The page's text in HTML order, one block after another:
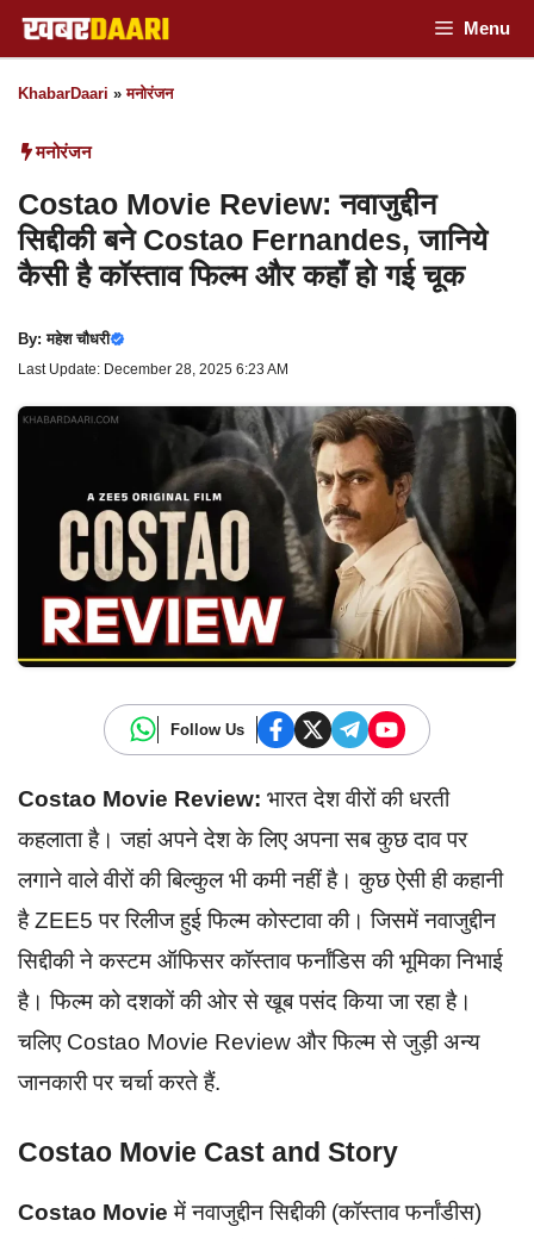
Skip
to
content
Menu
KhabarDaari »मनोरंजन
मनोरंजन
Costao Movie Review: नवाजुद्दीन
सिद्दीकी बने Costao Fernandes, जानिये
कैसी है कॉस्‍ताव फिल्म और कहाँ हो गई चूक
By:महेश चौधरी
Last Update: December 28, 2025 6:23 AM
Follow Us
Costao Movie Review: भारत देश वीरों की धरती
कहलाता है। जहां अपने देश के लिए अपना सब कुछ दाव पर
लगाने वाले वीरों की बिल्कुल भी कमी नहीं है। कुछ ऐसी ही कहानी
है ZEE5 पर रिलीज हुई फिल्म कोस्टावा की। जिसमें नवाजुद्दीन
सिद्दीकी ने कस्टम ऑफिसर कॉस्‍ताव फर्नांडिस की भूमिका निभाई
है। फिल्म को दशकों की ओर से खूब पसंद किया जा रहा है।
चलिए Costao Movie Review और फिल्म से जुड़ी अन्य
जानकारी पर चर्चा करते हैं.
Costao Movie Cast and Story
Costao Movieमें नवाजुद्दीन सिद्दीकी (कॉस्‍ताव फर्नांडीस)